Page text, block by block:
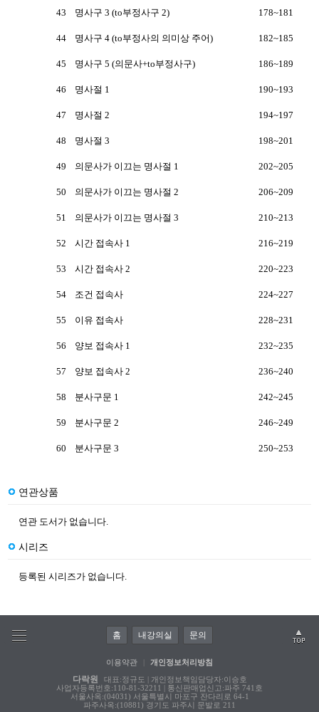
43 명사구 3 (to부정사구 2) 178~181
44 명사구 4 (to부정사의 의미상 주어) 182~185
45 명사구 5 (의문사+to부정사구) 186~189
46 명사절 1 190~193
47 명사절 2 194~197
48 명사절 3 198~201
49 의문사가 이끄는 명사절 1 202~205
50 의문사가 이끄는 명사절 2 206~209
51 의문사가 이끄는 명사절 3 210~213
52 시간 접속사 1 216~219
53 시간 접속사 2 220~223
54 조건 접속사 224~227
55 이유 접속사 228~231
56 양보 접속사 1 232~235
57 양보 접속사 2 236~240
58 분사구문 1 242~245
59 분사구문 2 246~249
60 분사구문 3 250~253
연관상품
연관 도서가 없습니다.
시리즈
등록된 시리즈가 없습니다.
홈 내강의실 문의
이용약관 개인정보처리방침
다락원
대표:정규도 | 개인정보책임담당자:이승호
사업자등록번호:110-81-32211 | 통신판매업신고:파주 741호
서울사옥:(04031) 서울특별시 마포구 잔다리로 64-1
파주사옥:(10881) 경기도 파주시 문발로 211